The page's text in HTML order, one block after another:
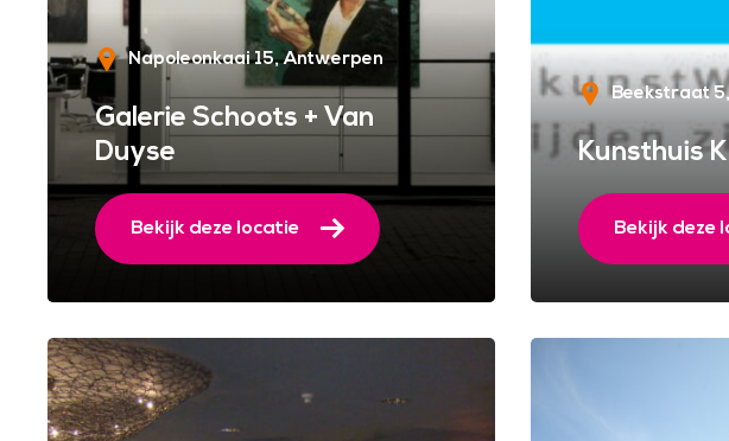
Napoleonkaai 15 Antwerpen
Galerie Schoots + Van
Duyse
Bekijk deze locatie
Beekstraat 5
Kunsthuis
Bekijk deze